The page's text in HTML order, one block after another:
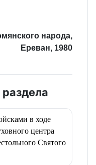
народа,
Ереван, 1980
в ходе
центра
Святого